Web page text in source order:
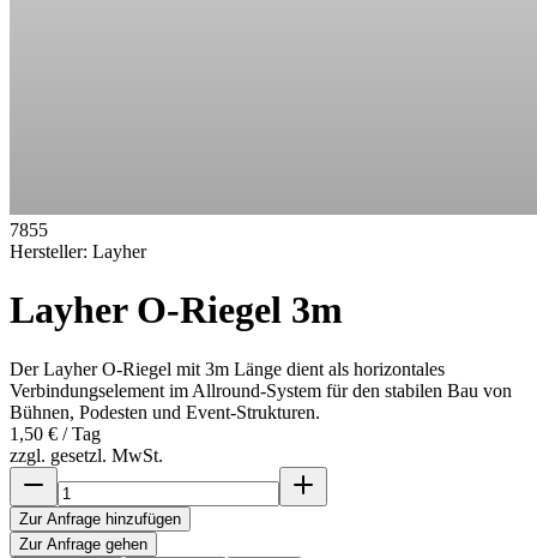
7855
Hersteller: Layher
Layher O-Riegel 3m
Der Layher O-Riegel mit 3m Länge dient als horizontales
Verbindungselement im Allround-System für den stabilen Bau von
Bühnen, Podesten und Event-Strukturen.
1,50 € / Tag
zzgl. gesetzl. MwSt.
Zur Anfrage hinzufügen
Zur Anfrage gehen